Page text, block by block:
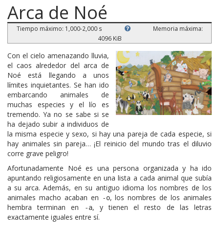
Arca de Noé
Tiempo máximo: 1,000-2,000 s
Memoria máxima:
4096 KiB
Con el cielo amenazando lluvia,
el caos alrededor del arca de
Noé está llegando a unos
límites inquietantes. Se han ido
embarcando animales de
muchas especies y el lío es
tremendo. Ya no se sabe si se
ha dejado subir a individuos de
la misma especie y sexo, si hay una pareja de cada especie, si
hay animales sin pareja… ¡El reinicio del mundo tras el diluvio
corre grave peligro!
Afortunadamente Noé es una persona organizada y ha ido
apuntando religiosamente en una lista a cada animal que subía
a su arca. Además, en su antiguo idioma los nombres de los
animales macho acaban en
-o, los nombres de los animales
hembra terminan en
-a, y tienen el resto de las letras
exactamente iguales entre sí.